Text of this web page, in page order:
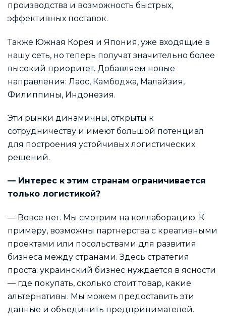
производства и возможность быстрых,
эффективных поставок.
Также Южная Корея и Япония, уже входящие в
нашу сеть, но теперь получат значительно более
высокий приоритет. Добавляем новые
направления: Лаос, Камбоджа, Малайзия,
Филиппины, Индонезия.
Эти рынки динамичны, открыты к
сотрудничеству и имеют большой потенциал
для построения устойчивых логистических
решений.
— Интерес к этим странам ограничивается
только логистикой?
— Вовсе нет. Мы смотрим на коллаборацию. К
примеру, возможны партнерства с креативными
проектами или посольствами для развития
бизнеса между странами. Здесь стратегия
проста: украинский бизнес нуждается в ясности
— где покупать, сколько стоит товар, какие
альтернативы. Мы можем предоставить эти
данные и объединить предпринимателей.